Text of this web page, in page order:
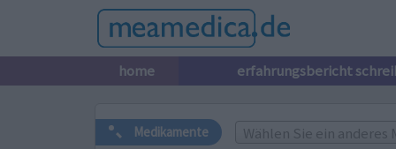
home erfahrungsbericht
Medikamente Wählen Sie ein anderes